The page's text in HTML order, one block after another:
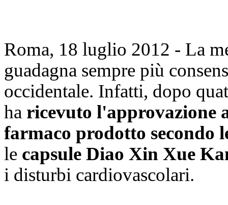
Roma, 18 luglio 2012 - La
guadagna sempre più
occidentale. Infatti, dopo
ha ricevuto l'approvazione
farmaco prodotto secondo
le capsule Diao Xin Xue
i disturbi cardiovascolari.